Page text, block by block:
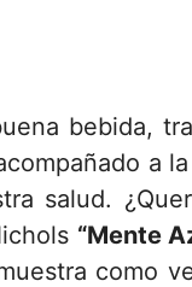
bebida,
a la
salud.
“Mente
como